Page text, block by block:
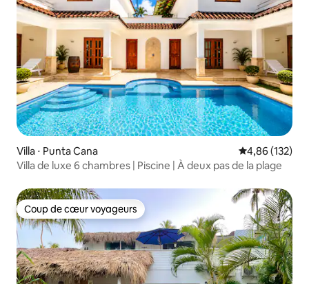
Villa ⋅ Punta Cana Évaluation
4,86 (132)
Villa de luxe 6 chambres | Piscine | À deux pas de la plage
Coup de cœur voyageurs
Coup de cœur voyageurs